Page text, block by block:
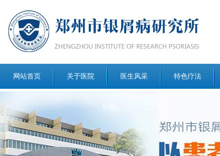
网站首页 关于医院 医生风采 特色疗法